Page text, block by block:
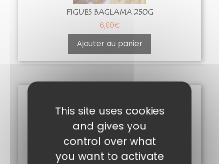
FIGUES BAGLAMA 250G
6,80€
Ajouter au panier
This site uses cookies
and gives you
control over what
you want to activate